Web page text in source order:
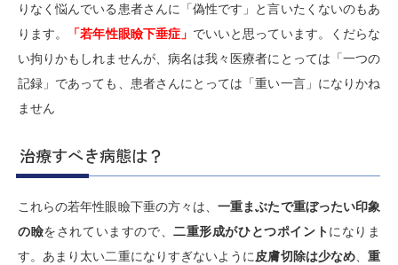
りなく悩んでいる患者さんに「偽性です」と言いたくないのもあ
ります。
「若年性眼瞼下垂症」 でいいと思っています。くだらな
い拘りかもしれませんが、病名は我々医療者にとっては「一つの
記録」であっても、患者さんにとっては「重い一言」になりかね
ません
治療すべき病態は？
これらの若年性眼瞼下垂の方々は、一重まぶたで重ぼったい印象
の瞼をされていますので、二重形成がひとつポイントになりま
す。あまり太い二重になりすぎないように皮膚切除は少なめ、重